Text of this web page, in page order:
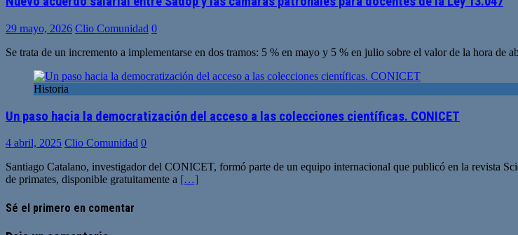
29 mayo, 2026 Clio Comunidad 0
Se trata de un incremento a implementarse en dos tramos: 5 % en mayo y 5 % en julio sobre el valor de la hora de
Historia
Un paso hacia la democratización del acceso a las colecciones científicas. CONICET
4 abril, 2025 Clio Comunidad 0
Santiago Catalano, investigador del CONICET, formó parte de un equipo internacional que publicó en la revista
de primates, disponible gratuitamente a […]
Sé el primero en comentar